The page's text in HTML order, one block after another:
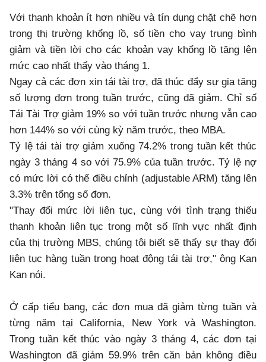
Với thanh khoản ít hơn nhiều và tín dụng chặt chẽ hơn
trong thị trường khổng lồ, số tiền cho vay trung bình
giảm và tiền lời cho các khoản vay khổng lồ tăng lên
mức cao nhất thấy vào tháng 1.
Ngay cả các đơn xin tái tài trợ, đã thúc đẩy sự gia tăng
số lượng đơn trong tuần trước, cũng đã giảm. Chỉ số
Tái Tài Trợ giảm 19% so với tuần trước nhưng vẫn cao
hơn 144% so với cùng kỳ năm trước, theo MBA.
Tỷ lệ tái tài trợ giảm xuống 74.2% trong tuần kết thúc
ngày 3 tháng 4 so với 75.9% của tuần trước. Tỷ lệ nợ
có mức lời có thể điều chỉnh (adjustable ARM) tăng lên
3.3% trên tổng số đơn.
"Thay đổi mức lời liên tục, cùng với tình trạng thiếu
thanh khoản liên tục trong một số lĩnh vực nhất định
của thị trường MBS, chúng tôi biết sẽ thấy sự thay đổi
liên tục hàng tuần trong hoạt động tái tài trợ," ông Kan
Kan nói.
Ở cấp tiểu bang, các đơn mua đã giảm từng tuần và
từng năm tại California, New York và Washington.
Trong tuần kết thúc vào ngày 3 tháng 4, các đơn tại
Washington đã giảm 59.9% trên căn bản không điều